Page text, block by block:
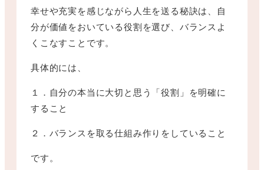
幸せや充実を感じながら人生を送る秘訣は、自
分が価値をおいている役割を選び、バランスよ
くこなすことです。
具体的には、
１．自分の本当に大切と思う「役割」を明確に
すること
２．バランスを取る仕組み作りをしていること
です。